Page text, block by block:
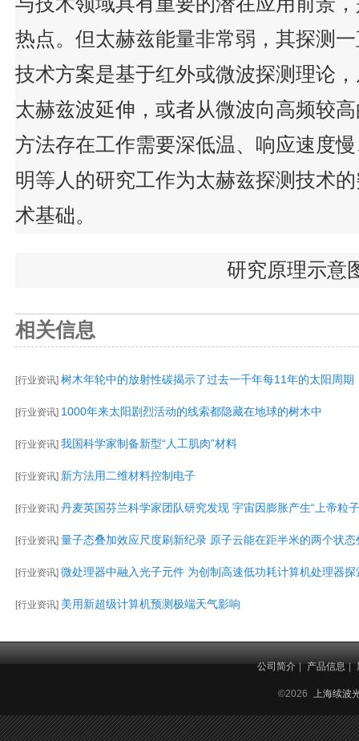
热点。但太赫兹能量非常弱，其探测
技术方案是基于红外或微波探测理论
太赫兹波延伸，或者从微波向高频较
方法存在工作需要深低温、响应速度
明等人的研究工作为太赫兹探测技术
术基础。
研究原理示意
相关信息
[行业资讯] 树木年轮中的放射性碳揭示了过去一千年每11年的太阳周期
[行业资讯] 1000年来太阳剧烈活动的线索都隐藏在地球的树木中
[行业资讯] 我国科学家制备新型“人工肌肉”材料
[行业资讯] 新方法用二维材料控制电子
[行业资讯] 丹麦英国芬兰科学家团队研究发现 宇宙因膨胀产生“上帝粒
[行业资讯] 量子态叠加效应尺度刷新纪录 原子云能在距半米的两个状态
[行业资讯] 微处理器中融入光子元件 为创制高速低功耗计算机处理器探
[行业资讯] 美用新超级计算机预测极端天气影响
公司简介 产品信息
©2026 上海续波